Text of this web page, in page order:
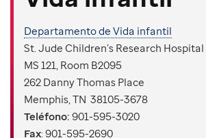
Departamento de Vida infantil
St. Jude Children’s Research Hospital
MS 121, Room B2095
262 Danny Thomas Place
Memphis, TN 38105-3678
Teléfono: 901-595-3020
Fax: 901-595-2690